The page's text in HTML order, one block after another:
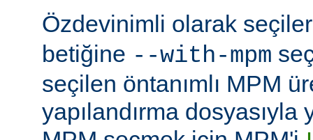
Özdevinimli olarak
betiğine --with-mpm
seçilen öntanımlı MPM
yapılandırma dosyasıyla